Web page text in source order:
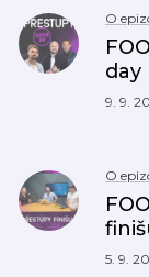
O
day
9. 9.
O
5. 9.